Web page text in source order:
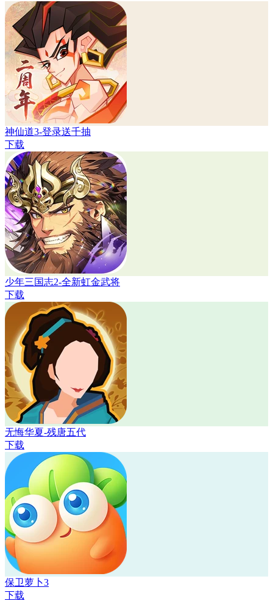
神仙道3-登录送千抽
下载
少年三国志2-全新虹金武将
下载
无悔华夏-残唐五代
下载
保卫萝卜3
下载